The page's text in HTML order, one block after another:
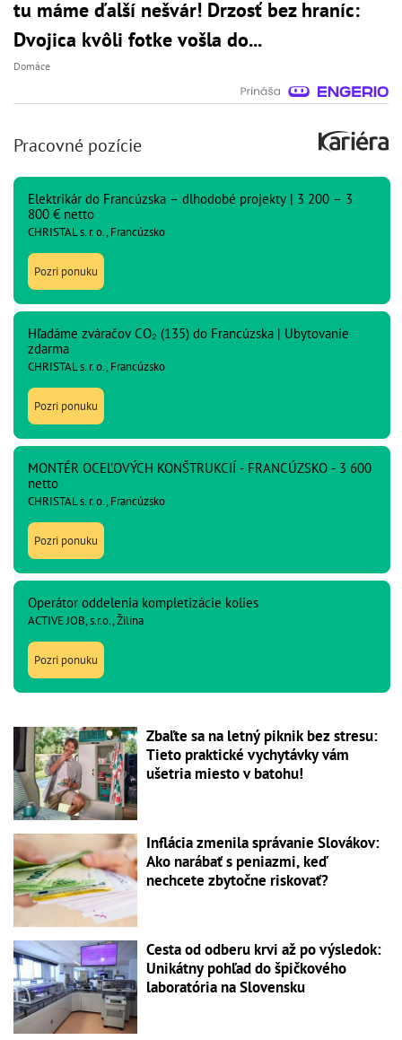
tu máme ďalší nešvár! Drzosť bez hraníc:
Dvojica kvôli fotke vošla do...
Domáce
Pracovné pozície
Elektrikár do Francúzska – dlhodobé projekty | 3 200 – 3
800 € netto
CHRISTAL s. r. o., Francúzsko
Pozri ponuku
Hľadáme zváračov CO₂ (135) do Francúzska | Ubytovanie
zdarma
CHRISTAL s. r. o., Francúzsko
Pozri ponuku
MONTÉR OCEĽOVÝCH KONŠTRUKCIÍ - FRANCÚZSKO - 3 600
netto
CHRISTAL s. r. o., Francúzsko
Pozri ponuku
Operátor oddelenia kompletizácie kolies
ACTIVE JOB, s.r.o., Žilina
Pozri ponuku
Zbaľte sa na letný piknik bez stresu:
Tieto praktické vychytávky vám
ušetria miesto v batohu!
Inflácia zmenila správanie Slovákov:
Ako narábať s peniazmi, keď
nechcete zbytočne riskovať?
Cesta od odberu krvi až po výsledok:
Unikátny pohľad do špičkového
laboratória na Slovensku